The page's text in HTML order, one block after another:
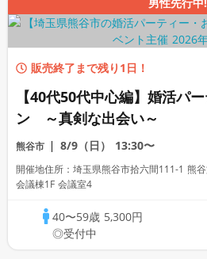
販売終了まで残り1日！
【40代50代中心編】婚活パ
ン ～真剣な出会い～
熊谷市 8/9（日） 13:30〜
開催地住所：埼玉県熊谷市拾六間111-1 熊
会議棟1F 会議室4
40〜59歳 5,300円
◎受付中